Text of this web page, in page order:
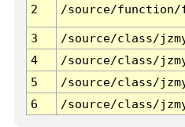
2 /source/function/
3 /source/class/
4
/source/class/
5
/source/class/
6
/source/class/